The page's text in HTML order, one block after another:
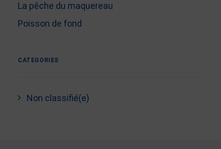
La pêche du maquereau
Poisson de fond
CATEGORIES
Non classifié(e)